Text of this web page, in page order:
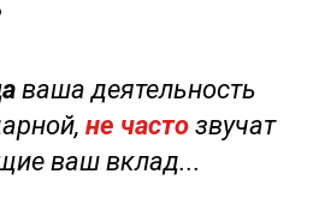
ваша деятельность
не часто звучат
ваш вклад...